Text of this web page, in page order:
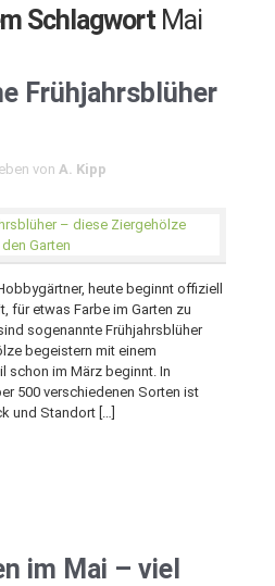
Schlagwort Mai
Frühjahrsblüher
von A. Kipp
heute beginnt offiziell
für etwas Farbe im Garten zu
sogenannte Frühjahrsblüher
begeistern mit einem
schon im März beginnt. In
500 verschiedenen Sorten ist
und Standort […]
im Mai – viel